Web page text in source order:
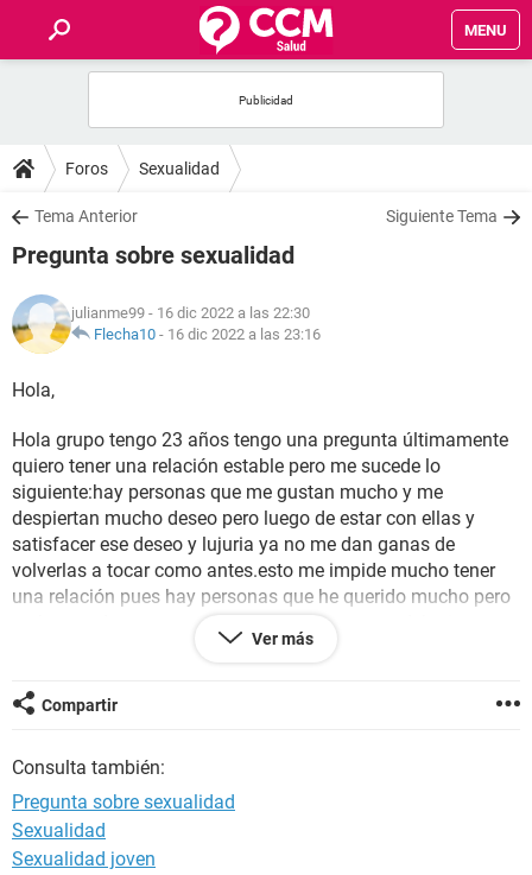
MENU
FOROS
SALUD
FAMILIA
NUTRICIÓN
BIENESTAR
SEXUALIDAD
GLOSARIO
Foros Sexualidad
Tema Anterior Siguiente Tema
Pregunta sobre sexualidad
julianme99 - 16 dic 2022 a las 22:30
Flecha10 - 16 dic 2022 a las 23:16
Hola,
Hola grupo tengo 23 años tengo una pregunta últimamente
quiero tener una relación estable pero me sucede lo
siguiente:hay personas que me gustan mucho y me
despiertan mucho deseo pero luego de estar con ellas y
satisfacer ese deseo y lujuria ya no me dan ganas de
volverlas a tocar como antes.esto me impide mucho tener
una relación pues hay personas que he querido mucho pero
porque ya no me despiertan deseo y tengo que buscarme
patología? Ayuda por fa
Ver más
Compartir
Consulta también:
Pregunta sobre sexualidad
Sexualidad
Sexualidad joven